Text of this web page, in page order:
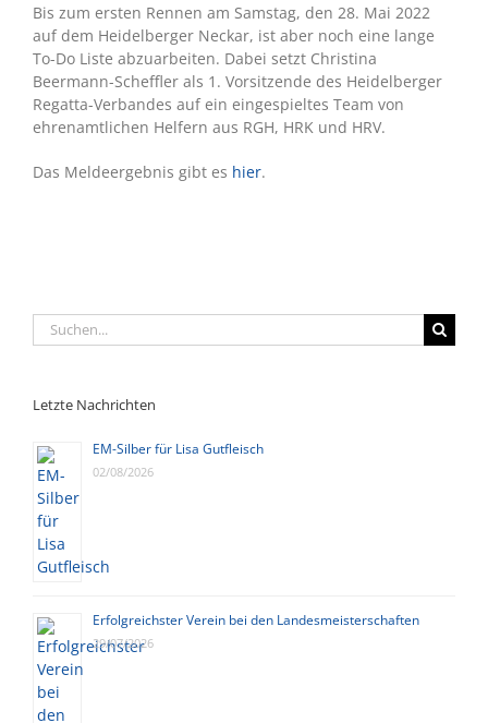
Bis zum ersten Rennen am Samstag, den 28. Mai 2022
auf dem Heidelberger Neckar, ist aber noch eine lange
To-Do Liste abzuarbeiten. Dabei setzt Christina
Beermann-Scheffler als 1. Vorsitzende des Heidelberger
Regatta-Verbandes auf ein eingespieltes Team von
ehrenamtlichen Helfern aus RGH, HRK und HRV.
Das Meldeergebnis gibt es hier.
Suche
nach:
Letzte Nachrichten
EM-Silber für Lisa Gutfleisch
02/08/2026
Erfolgreichster Verein bei den Landesmeisterschaften
29/07/2026